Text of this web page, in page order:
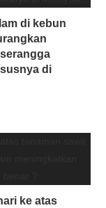
di kebun
di
ke atas